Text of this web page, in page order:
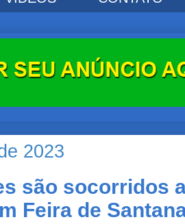
2023
são socorridos
Feira de